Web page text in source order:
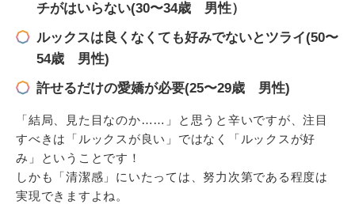
チがはいらない(30〜34歳 男性）
ルックスは良くなくても好みでないとツライ(50〜
54歳 男性)
許せるだけの愛嬌が必要(25〜29歳 男性)
「結局、見た目なのか……」と思うと辛いですが、注目
すべきは「ルックスが良い」ではなく「ルックスが好
み」ということです！
しかも「清潔感」にいたっては、努力次第である程度は
実現できますよね。